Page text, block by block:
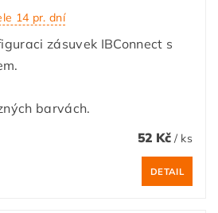
14 pr. dní
zásuvek IBConnect s
barvách.
52 Kč / ks
DETAIL